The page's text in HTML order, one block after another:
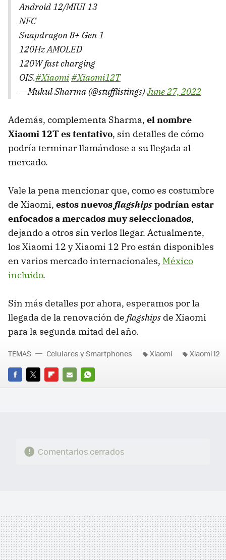
Android 12/MIUI 13
NFC
Snapdragon 8+ Gen 1
120Hz AMOLED
120W fast charging
OIS.#Xiaomi#Xiaomi12T
— Mukul Sharma (@stufflistings)June 27, 2022
Además, complementa Sharma, el nombre
Xiaomi 12T es tentativo, sin detalles de cómo
podría terminar llamándose a su llegada al
mercado.
Vale la pena mencionar que, como es costumbre
de Xiaomi, estos nuevos flagshipspodrían estar
enfocados a mercados muy seleccionados,
dejando a otros sin verlos llegar. Actualmente,
los Xiaomi 12 y Xiaomi 12 Pro están disponibles
en varios mercado internacionales, México
incluido.
Sin más detalles por ahora, esperamos por la
llegada de la renovación de flagships de Xiaomi
para la segunda mitad del año.
FACEBOOK
TWITTERFLIPBOARD
E-
WHATSAPP
TEMAS Celulares y Smartphones Xiaomi Xiaomi 12
Comentarios cerrados